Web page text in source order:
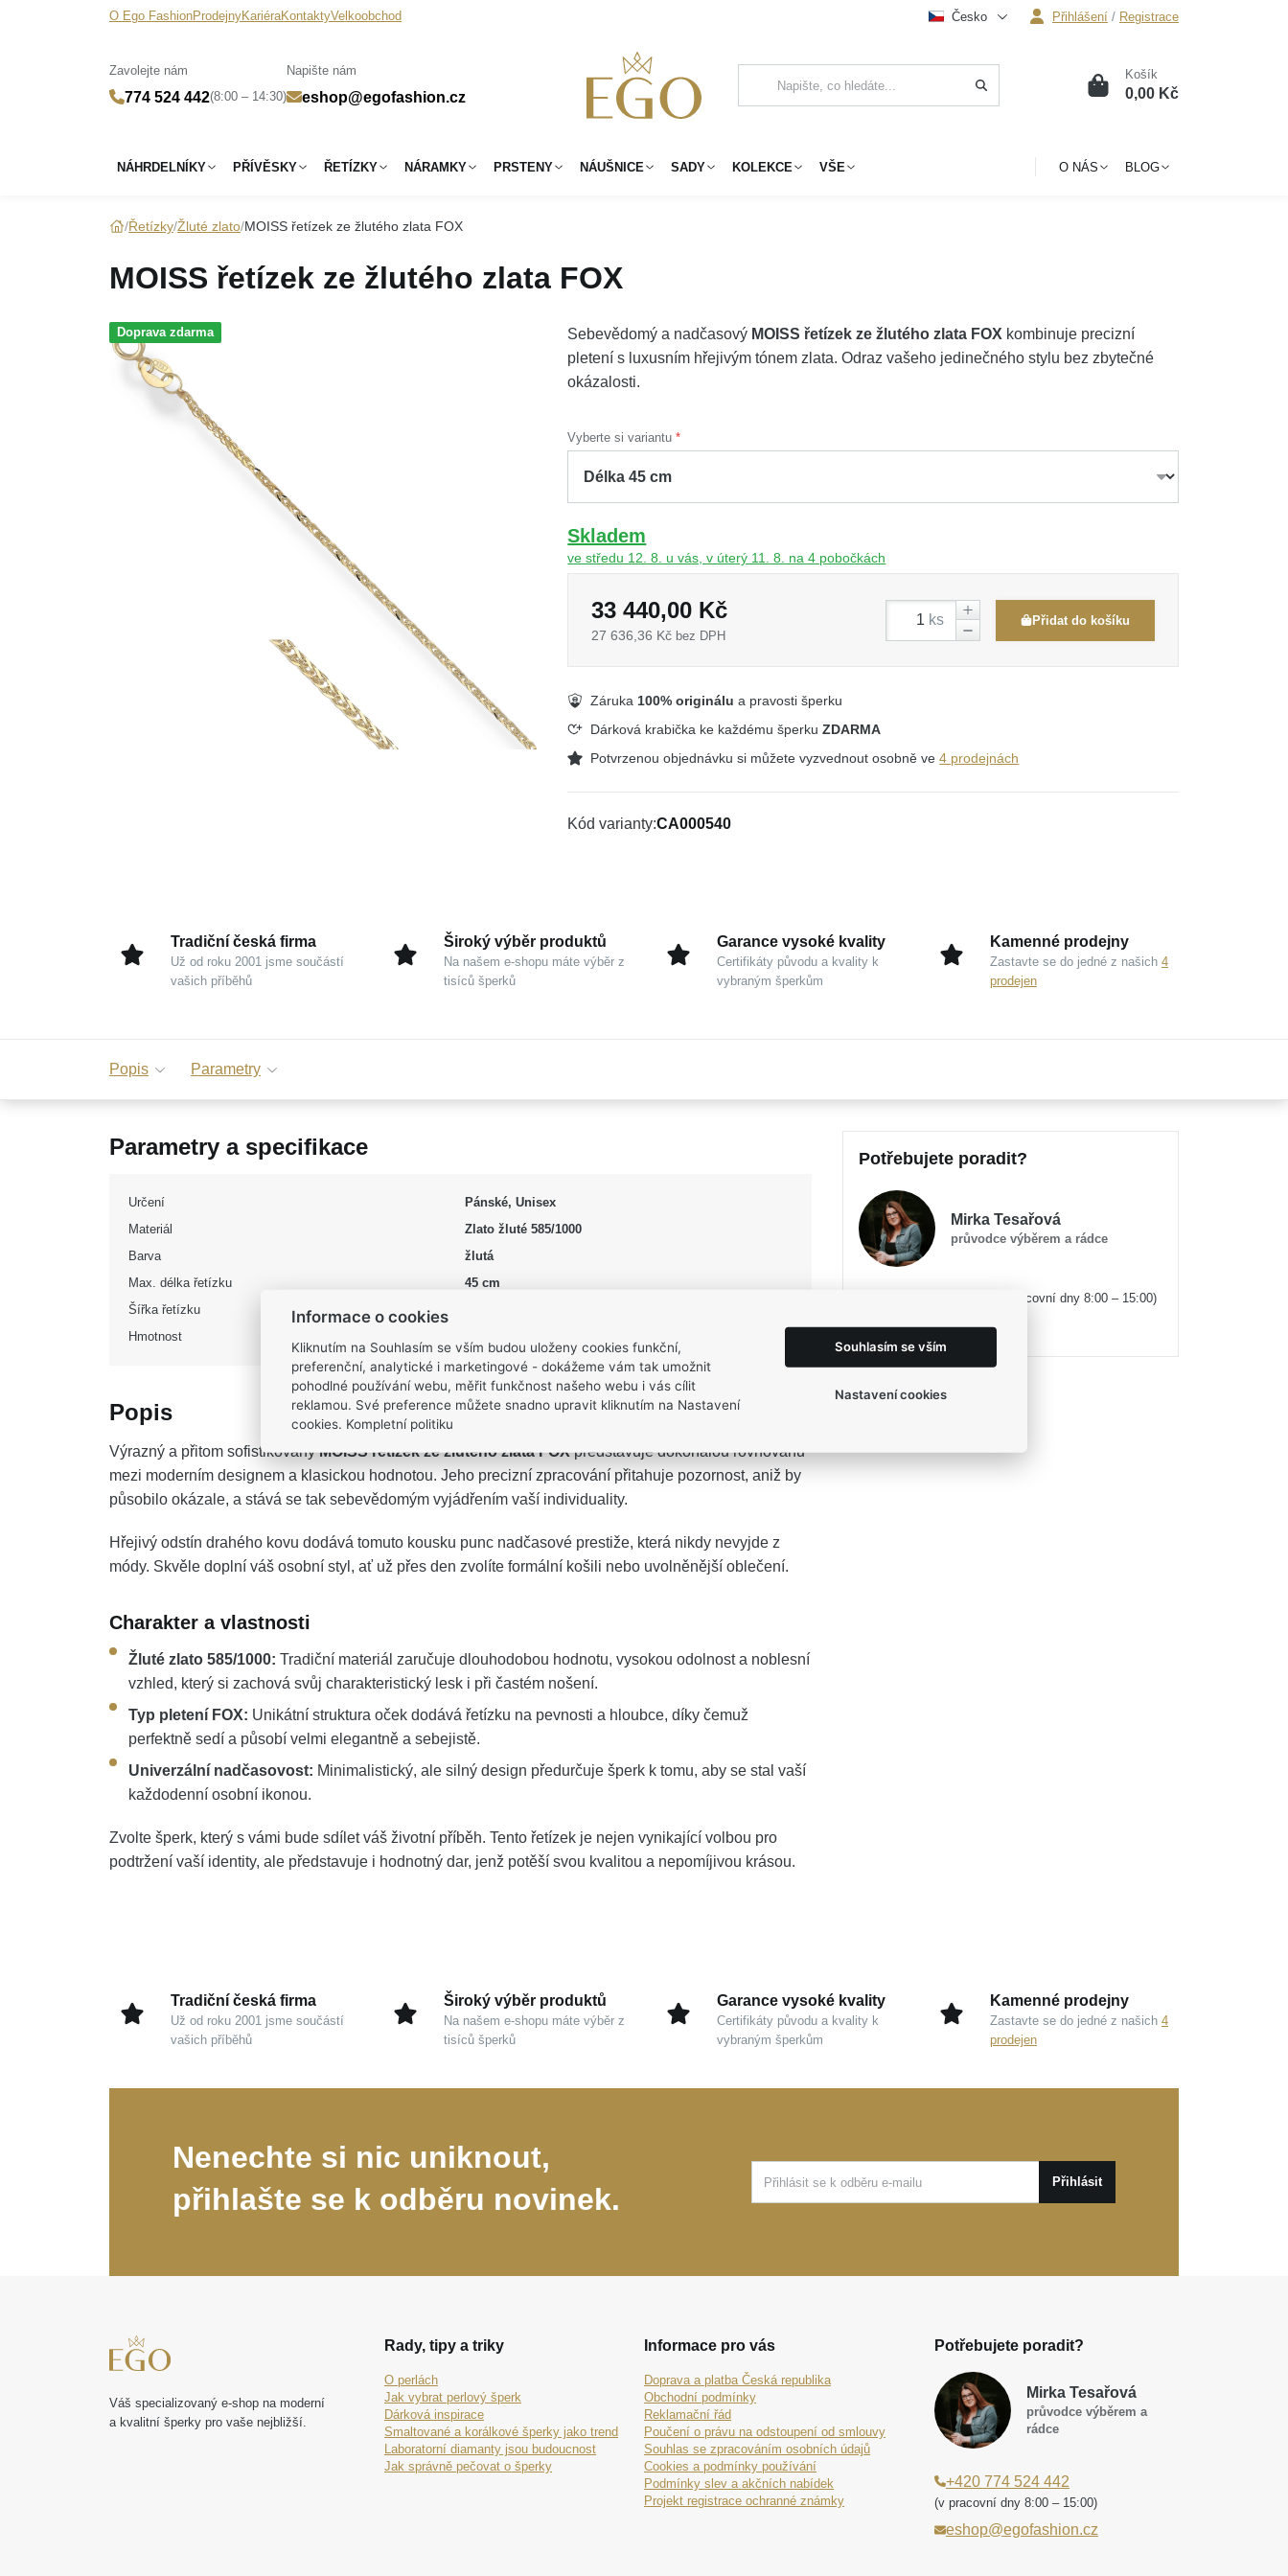
O Ego FashionProdejnyKariéraKontaktyVelkoobchod
Zavolejte nám
774 524 442(8:00 – 14:30)
Napište nám
eshop@egofashion.cz
Česko Přihlášení / Registrace
0 Košík
0,00 Kč
NÁHRDELNÍKY PŘÍVĚSKY ŘETÍZKY NÁRAMKY PRSTENY NÁUŠNICE SADY KOLEKCE VŠE O NÁS BLOG
Řetízky Žluté zlato MOISS řetízek ze žlutého zlata FOX
MOISS řetízek ze žlutého zlata FOX
Doprava zdarma Sebevědomý a nadčasový MOISS řetízek ze žlutého zlata FOX kombinuje precizní
pletení s luxusním hřejivým tónem zlata. Odraz vašeho jedinečného stylu bez zbytečné
okázalosti.
Vyberte si variantu
Skladem
ve středu 12. 8. u vás, v úterý 11. 8. na 4 pobočkách
33 440,00 Kč
27 636,36 Kč bez DPH
ks Přidat do košíku
Záruka 100% originálu a pravosti šperku
Dárková krabička ke každému šperkuZDARMA
Potvrzenou objednávku si můžete vyzvednout osobně ve4 prodejnách
Kód varianty CA000540
Tradiční česká firma
Už od roku 2001 jsme součástí
vašich příběhů
Široký výběr produktů
Na našem e-shopu máte výběr z
tisíců šperků
Garance vysoké kvality
Certifikáty původu a kvality k
vybraným šperkům
Kamenné prodejny
Zastavte se do jedné z našich 4
prodejen
Popis Parametry
Parametry a specifikace
Určení
Pánské, Unisex
Materiál
Zlato žluté 585/1000
Barva
žlutá
Max. délka řetízku
45 cm
Šířka řetízku
Hmotnost
Popis
Výrazný a přitom sofistikovanýMOISS řetízek ze žlutého zlata FOXpředstavuje dokonalou rovnováhu
mezi moderním designem a klasickou hodnotou. Jeho precizní zpracování přitahuje pozornost, aniž by
působilo okázale, a stává se tak sebevědomým vyjádřením vaší individuality.
Hřejivý odstín drahého kovu dodává tomuto kousku punc nadčasové prestiže, která nikdy nevyjde z
módy. Skvěle doplní váš osobní styl, ať už přes den zvolíte formální košili nebo uvolněnější oblečení.
Charakter a vlastnosti
Žluté zlato 585/1000: Tradiční materiál zaručuje dlouhodobou hodnotu, vysokou odolnost a noblesní
vzhled, který si zachová svůj charakteristický lesk i při častém nošení.
Typ pletení FOX: Unikátní struktura oček dodává řetízku na pevnosti a hloubce, díky čemuž
perfektně sedí a působí velmi elegantně a sebejistě.
Univerzální nadčasovost: Minimalistický, ale silný design předurčuje šperk k tomu, aby se stal vaší
každodenní osobní ikonou.
Zvolte šperk, který s vámi bude sdílet váš životní příběh. Tento řetízek je nejen vynikající volbou pro
podtržení vaší identity, ale představuje i hodnotný dar, jenž potěší svou kvalitou a nepomíjivou krásou.
Potřebujete poradit?
Mirka Tesařová
průvodce výběrem a rádce
(v pracovní dny 8:00 – 15:00)
eshop@egofashion.cz
Tradiční česká firma
Už od roku 2001 jsme součástí
vašich příběhů
Široký výběr produktů
Na našem e-shopu máte výběr z
tisíců šperků
Garance vysoké kvality
Certifikáty původu a kvality k
vybraným šperkům
Kamenné prodejny
Zastavte se do jedné z našich 4
prodejen
Nenechte si nic uniknout,
přihlašte se k odběru novinek.
Přihlásit
Váš specializovaný e-shop na moderní
a kvalitní šperky pro vaše nejbližší.
Rady, tipy a triky
O perlách
Jak vybrat perlový šperk
Dárková inspirace
Smaltované a korálkové šperky jako trend
Laboratorní diamanty jsou budoucnost
Jak správně pečovat o šperky
Informace pro vás
Doprava a platba Česká republika
Obchodní podmínky
Reklamační řád
Poučení o právu na odstoupení od smlouvy
Souhlas se zpracováním osobních údajů
Cookies a podmínky používání
Podmínky slev a akčních nabídek
Projekt registrace ochranné známky
Potřebujete poradit?
Mirka Tesařová
průvodce výběrem a
rádce
+420 774 524 442
(v pracovní dny 8:00 – 15:00)
eshop@egofashion.cz
Informace o cookies
Kliknutím na Souhlasím se vším budou uloženy cookies funkční,
preferenční, analytické i marketingové - dokážeme vám tak umožnit
pohodlné používání webu, měřit funkčnost našeho webu i vás cílit
reklamou. Své preference můžete snadno upravit kliknutím na Nastavení
cookies. Kompletní politiku
Souhlasím se vším
Nastavení cookies